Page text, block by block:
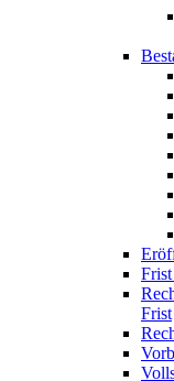
Frist